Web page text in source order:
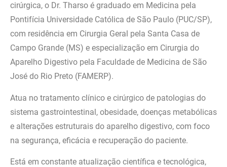
cirúrgica, o Dr. Tharso é graduado em Medicina pela
Pontifícia Universidade Católica de São Paulo (PUC/SP),
com residência em Cirurgia Geral pela Santa Casa de
Campo Grande (MS) e especialização em Cirurgia do
Aparelho Digestivo pela Faculdade de Medicina de São
José do Rio Preto (FAMERP).
Atua no tratamento clínico e cirúrgico de patologias do
sistema gastrointestinal, obesidade, doenças metabólicas
e alterações estruturais do aparelho digestivo, com foco
na segurança, eficácia e recuperação do paciente.
Está em constante atualização científica e tecnológica,